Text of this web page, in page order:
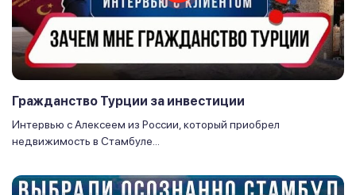
Гражданство Турции за инвестиции
Интервью с Алексеем из России, который приобрел
недвижимость в Стамбуле...